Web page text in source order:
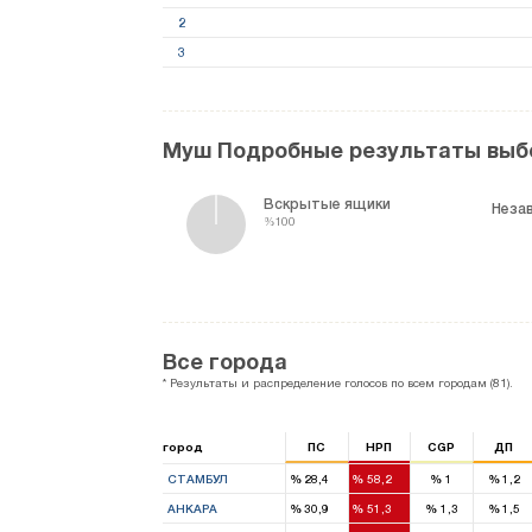
2
3
Муш Подробные результаты
Вскрытые ящики
%100
Все города
* Результаты и распределение голосов по всем городам (81).
город ПС НРП CGP ДП
СТАМБУЛ %28,4
13
% 58,2
27
% 1 %1,2
АНКАРА %30,9 % 51,3 %1,3 %1,5